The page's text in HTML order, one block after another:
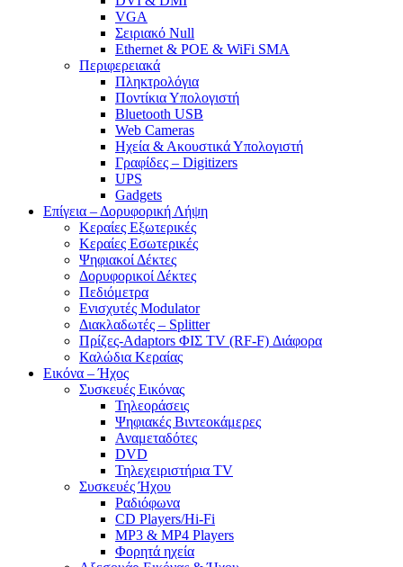
VGA
Σειριακό Null
Ethernet & POE & WiFi SMA
Περιφερειακά
Πληκτρολόγια
Ποντίκια Υπολογιστή
Bluetooth USB
Web Cameras
Ηχεία & Ακουστικά Υπολογιστή
Γραφίδες – Digitizers
UPS
Gadgets
Επίγεια – Δορυφορική Λήψη
Κεραίες Εξωτερικές
Κεραίες Εσωτερικές
Ψηφιακοί Δέκτες
Δορυφορικοί Δέκτες
Πεδιόμετρα
Ενισχυτές Modulator
Διακλαδωτές – Splitter
Πρίζες-Adaptors ΦΙΣ TV (RF-F) Διάφορα
Καλώδια Κεραίας
Εικόνα – Ήχος
Συσκευές Εικόνας
Τηλεοράσεις
Ψηφιακές Βιντεοκάμερες
Αναμεταδότες
DVD
Τηλεχειριστήρια TV
Συσκευές Ήχου
Ραδιόφωνα
CD Players/Hi-Fi
MP3 & MP4 Players
Φορητά ηχεία